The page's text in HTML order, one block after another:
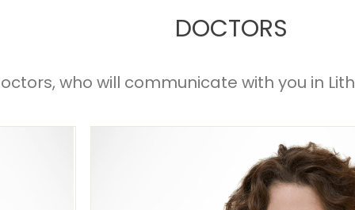
DOCTORS
who will communicate with you in